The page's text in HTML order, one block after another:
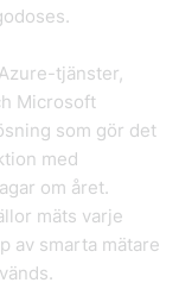
tjänster,
Microsoft
som gör det
med
om året.
mäts varje
av smarta mätare